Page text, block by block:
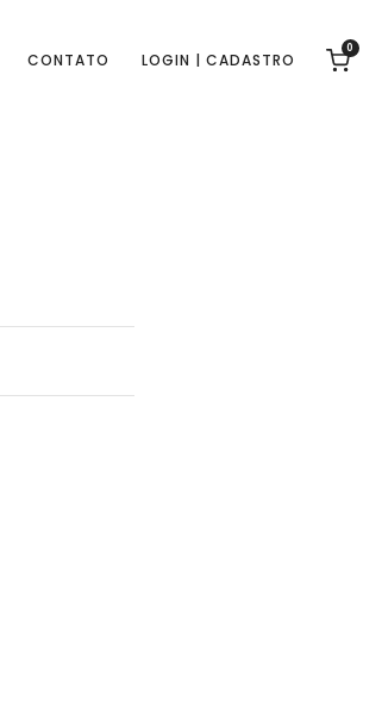
CONTATO LOGIN | CADASTRO
0